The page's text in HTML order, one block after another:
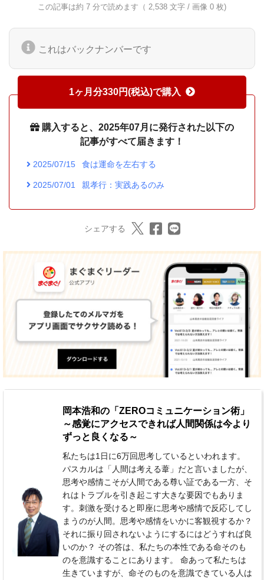
この記事は約 7 分で読めます（ 2,538 文字 / 画像 0 枚)
これはバックナンバーです
1ヶ月分330円(税込)で購入
購入すると、2025年07月に発行された以下の
記事がすべて届きます！
2025/07/15 食は運命を左右する
2025/07/01 親孝行：実践あるのみ
シェアする
岡本浩和の「ZEROコミュニケーション術」
～感覚にアクセスできれば人間関係は今より
ずっと良くなる～
私たちは1日に6万回思考しているといわれます。
パスカルは「人間は考える葦」だと言いましたが、
思考や感情こそが人間である尊い証である一方、そ
れはトラブルを引き起こす大きな要因でもありま
す。刺激を受けると即座に思考や感情で反応してし
まうのが人間。思考や感情をいかに客観視するか？
それに振り回されないようにするにはどうすれば良
いのか？ その答は、私たちの本性である命そのも
のを意識することにあります。 命あって私たちは
生きていますが、命そのものを意識できている人は